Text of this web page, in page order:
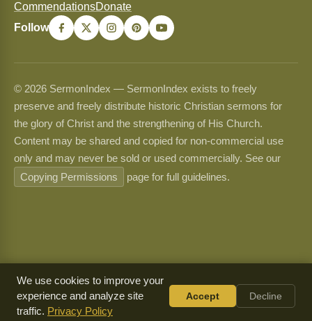
CommendationsDonate
Follow
© 2026 SermonIndex — SermonIndex exists to freely
preserve and freely distribute historic Christian sermons for
the glory of Christ and the strengthening of His Church.
Content may be shared and copied for non-commercial use
only and may never be sold or used commercially. See our
Copying Permissions
page for full guidelines.
We use cookies to improve your
experience and analyze site
traffic. Privacy Policy
Accept Decline